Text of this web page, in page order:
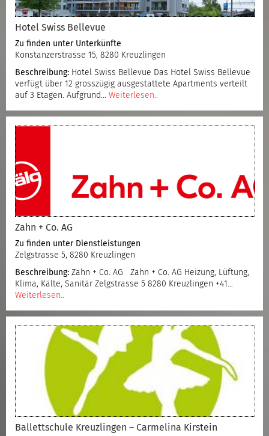
Hotel Swiss Bellevue
Zu finden unter Unterkünfte
Konstanzerstrasse 15, 8280 Kreuzlingen
Beschreibung: Hotel Swiss Bellevue Das Hotel Swiss Bellevue
verfügt über 12 grosszügig ausgestattete Apartments verteilt
auf 3 Etagen. Aufgrund… Weiterlesen..
Zahn + Co. AG
Zu finden unter Dienstleistungen
Zelgstrasse 5, 8280 Kreuzlingen
Beschreibung: Zahn + Co. AG Zahn + Co. AG Heizung, Lüftung,
Klima, Kälte, Sanitär Zelgstrasse 5 8280 Kreuzlingen +41…
Weiterlesen..
Ballettschule Kreuzlingen – Carmelina Kirstein